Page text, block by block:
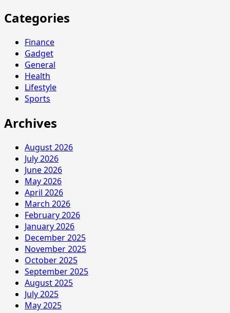
Categories
Finance
Gadget
General
Health
Lifestyle
Sports
Archives
August 2026
July 2026
June 2026
May 2026
April 2026
March 2026
February 2026
January 2026
December 2025
November 2025
October 2025
September 2025
August 2025
July 2025
May 2025